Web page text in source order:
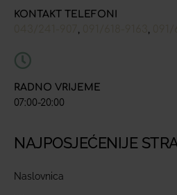
KONTAKT TELEFONI
RADNO VRIJEME
07:00-20:00
NAJPOSJEĆENIJE
Naslovnica